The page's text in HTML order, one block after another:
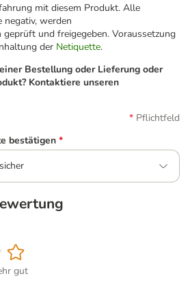
mit diesem Produkt. Alle
werden
und freigegeben. Voraussetzung
der Netiquette.
Bestellung oder Lieferung oder
Kontaktiere unseren
Pflichtfeld
bestätigen *
gut